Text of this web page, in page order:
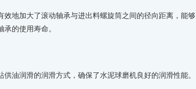
地加大了滚动轴承与进出料螺旋筒之间的径向距离，能够
的使用寿命。
油润滑的润滑方式，确保了水泥球磨机良好的润滑性能。